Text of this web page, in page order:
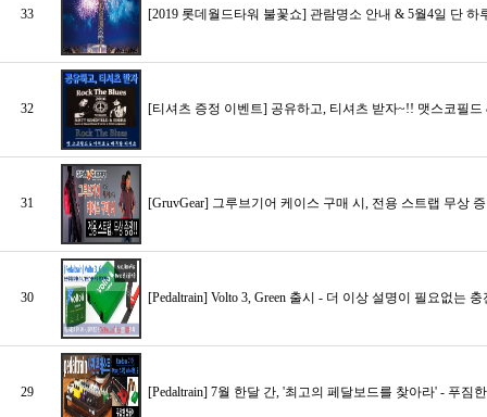
33 [2019 롯데월드타워 불꽃쇼] 관람명소 안내 & 5월4일 단
32 [티셔츠 증정 이벤트] 공유하고, 티셔츠 받자~!! 맷스코필
31 [GruvGear] 그루브기어 케이스 구매 시, 전용 스트랩 무상
30 [Pedaltrain] Volto 3, Green 출시 - 더 이상 설명이 필요없는
29 [Pedaltrain] 7월 한달 간, '최고의 페달보드를 찾아라' - 푸짐